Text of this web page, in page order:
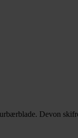
Devon